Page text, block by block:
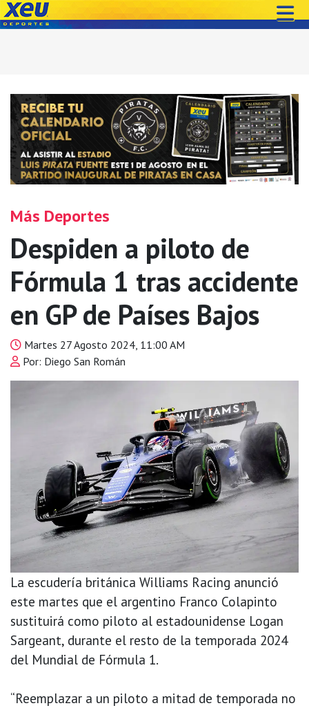
Más Deportes
Despiden a piloto de
Fórmula 1 tras accidente
en GP de Países Bajos
Martes 27 Agosto 2024, 11:00 AM
Por: Diego San Román
La escudería británica Williams Racing anunció
este martes que el argentino Franco Colapinto
sustituirá como piloto al estadounidense Logan
Sargeant, durante el resto de la temporada 2024
del Mundial de Fórmula 1.
“Reemplazar a un piloto a mitad de temporada no